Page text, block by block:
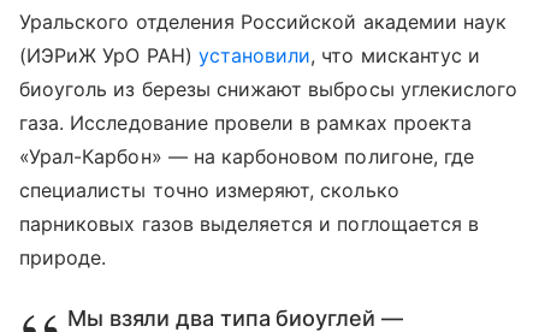
Уральского отделения Российской академии наук
(ИЭРиЖ УрО РАН) установили, что мискантус и
биоуголь из березы снижают выбросы углекислого
газа. Исследование провели в рамках проекта
«Урал-Карбон» — на карбоновом полигоне, где
специалисты точно измеряют, сколько
парниковых газов выделяется и поглощается в
природе.
Мы взяли два типа биоуглей —